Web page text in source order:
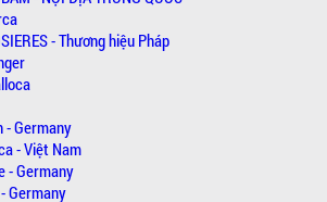
- Thương hiệu Pháp
- Germany
- Việt Nam
- Germany
Germany